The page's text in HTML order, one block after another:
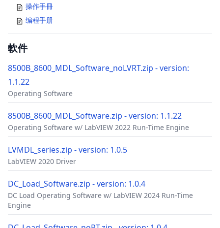
操作手冊
编程手册
軟件
8500B_8600_MDL_Software_noLVRT.zip - version:
1.1.22
Operating Software
8500B_8600_MDL_Software.zip - version: 1.1.22
Operating Software w/ LabVIEW 2022 Run-Time Engine
LVMDL_series.zip - version: 1.0.5
LabVIEW 2020 Driver
DC_Load_Software.zip - version: 1.0.4
DC Load Operating Software w/ LabVIEW 2024 Run-Time
Engine